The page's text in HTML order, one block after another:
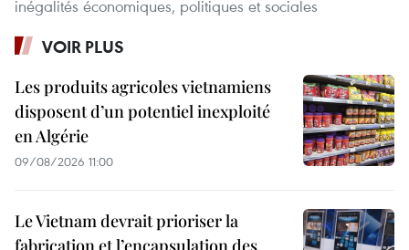
inégalités économiques, politiques et sociales
VOIR PLUS
Les produits agricoles vietnamiens
disposent d’un potentiel inexploité
en Algérie
09/08/2026 11:00
Le Vietnam devrait prioriser la